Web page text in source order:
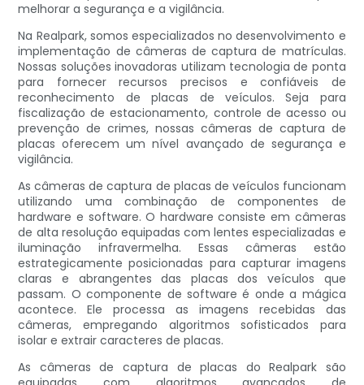
melhorar a segurança e a vigilância.
Na Realpark, somos especializados no desenvolvimento e
implementação de câmeras de captura de matrículas.
Nossas soluções inovadoras utilizam tecnologia de ponta
para fornecer recursos precisos e confiáveis ​​de
reconhecimento de placas de veículos. Seja para
fiscalização de estacionamento, controle de acesso ou
prevenção de crimes, nossas câmeras de captura de
placas oferecem um nível avançado de segurança e
vigilância.
As câmeras de captura de placas de veículos funcionam
utilizando uma combinação de componentes de
hardware e software. O hardware consiste em câmeras
de alta resolução equipadas com lentes especializadas e
iluminação infravermelha. Essas câmeras estão
estrategicamente posicionadas para capturar imagens
claras e abrangentes das placas dos veículos que
passam. O componente de software é onde a mágica
acontece. Ele processa as imagens recebidas das
câmeras, empregando algoritmos sofisticados para
isolar e extrair caracteres de placas.
As câmeras de captura de placas do Realpark são